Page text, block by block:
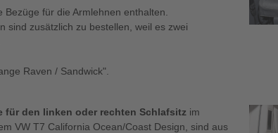
für die Armlehnen enthalten.
sind zusätzlich zu bestellen, weil es zwei
Raven / Sandwick".
für den linken oder rechten Schlafsitz im
VW T7 California Ocean/Coast Design, sind aus